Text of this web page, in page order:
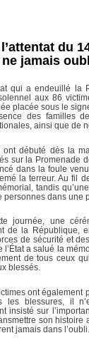
du
jamais
qui a endeuillé la
aux 86
placée sous le
des familles
ainsi que de
ont débuté dès la
sur la Promenade
dans la foule
la terreur. Au fil
tandis
personnes dans une
journée, une
de la République,
de sécurité et
l’État a salué la
de tous ceux
blessés.
ont également
les blessures, il
insisté sur
son histoire
jamais dans l’oubli.